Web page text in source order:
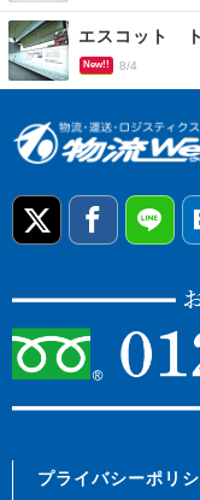
エスコット
New!! 8/4
プライバシーポリ